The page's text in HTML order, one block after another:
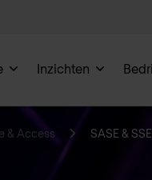
Inzichten
& Access SASE & SSE